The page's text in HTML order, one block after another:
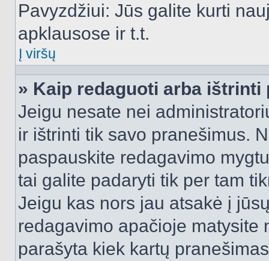
Pavyzdžiui: Jūs galite kurti
apklausose ir t.t.
Į viršų
» Kaip redaguoti arba ištrinti
Jeigu nesate nei
ir ištrinti tik savo pranešimus.
paspauskite redagavimo
tai galite padaryti tik per tam
Jeigu kas nors jau atsakė į
redagavimo apačioje matysite
parašyta kiek kartų